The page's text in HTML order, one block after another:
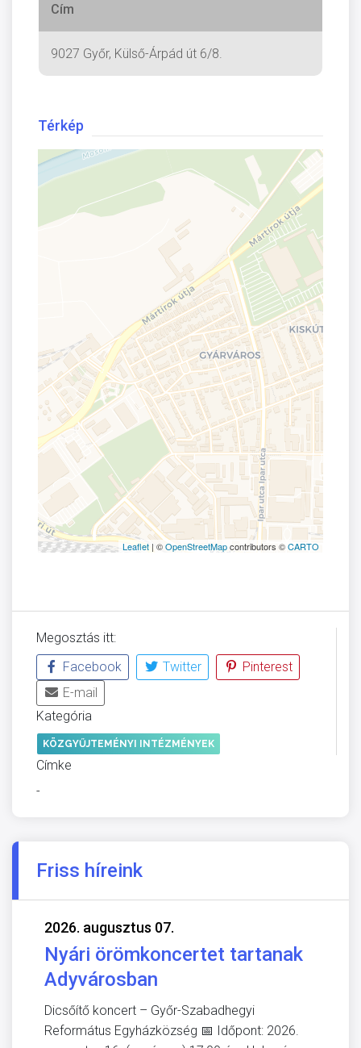
Cím
9027 Győr, Külső-Árpád út 6/8.
Térkép
Leaflet | ©OpenStreetMapcontributors ©CARTO
Megosztás itt:
Facebook
Twitter
Pinterest
E-mail
Kategória
KÖZGYŰJTEMÉNYI INTÉZMÉNYEK
Címke
-
Friss híreink
2026. augusztus 07.
Nyári örömkoncertet tartanak
Adyvárosban
Dicsőítő koncert – Győr-Szabadhegyi
Református Egyházközség 📅 Időpont: 2026.